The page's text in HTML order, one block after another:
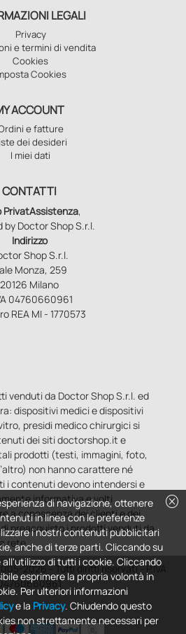
LEGALI
Privacy
e termini di vendita
Cookies
Cookies
ACCOUNT
e fatture
dei desideri
I miei dati
CONTATTI
PrivatAssistenza,
by Doctor Shop S.r.l.
Indirizzo
Shop S.r.l.
Monza, 259
20126 Milano
04760660961
REA MI - 1770573
venduti da Doctor Shop S.r.l. ed
dispositivi medici e dispositivi
presidi medico chirurgici si
dei siti doctorshop.it e
prodotti (testi, immagini, foto,
non hanno carattere né
i contenuti devono intendersi e
informativa e volti
a conoscenza dei clienti e dei
preacquisto i prodotti venduti da
rete.
2026 - Tutti diritti riservati - P.IVA
cancel
di navigazione, ottenere
in linea con le preferenze
i nostri contenuti pubblicitari
anche di terze parti. Cliccando su
all'utilizzo di tutti i cookie. Cliccando
esprimere la propria volontà in
Per ulteriori informazioni
e la Privacy. Chiudendo questo
non strettamente necessari per